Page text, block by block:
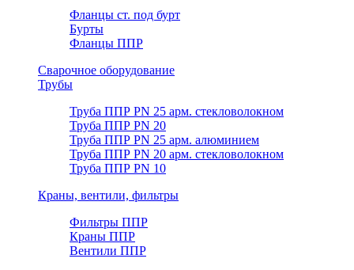
Фланцы ст. под бурт
Бурты
Фланцы ППР
Сварочное оборудование
Трубы
Труба ППР PN 25 арм. стекловолокном
Труба ППР PN 20
Труба ППР PN 25 арм. алюминием
Труба ППР PN 20 арм. стекловолокном
Труба ППР PN 10
Краны, вентили, фильтры
Фильтры ППР
Краны ППР
Вентили ППР